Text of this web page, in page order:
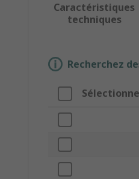
Caractéristiques
techniques
Recherchez